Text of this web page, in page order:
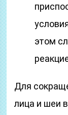
этом
Для
лица и шеи